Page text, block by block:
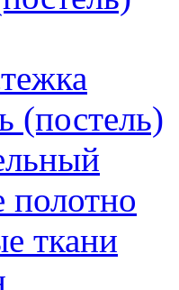
(постель)
ткани